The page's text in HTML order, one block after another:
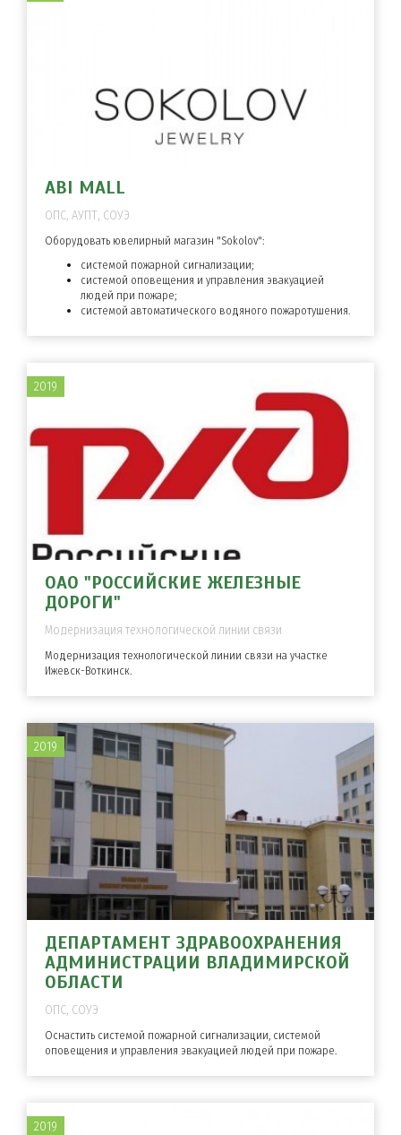
ABI MALL
ОПС, АУПТ, СОУЭ
Оборудовать ювелирный магазин "Sokolov":
системой пожарной сигнализации;
системой оповещения и управления эвакуацией
людей при пожаре;
системой автоматического водяного пожаротушения.
ОАО "РОССИЙСКИЕ ЖЕЛЕЗНЫЕ
ДОРОГИ"
Модернизация технологической линии связи
Модернизация технологической линии связи на участке
Ижевск-Воткинск.
2019
ДЕПАРТАМЕНТ ЗДРАВООХРАНЕНИЯ
АДМИНИСТРАЦИИ ВЛАДИМИРСКОЙ
ОБЛАСТИ
ОПС, СОУЭ
Оснастить системой пожарной сигнализации, системой
оповещения и управления эвакуацией людей при пожаре.
2019
2019